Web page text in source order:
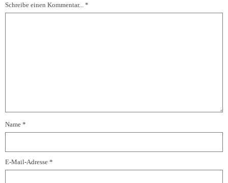
Schreibe einen Kommentar... *
Name *
E-Mail-Adresse *